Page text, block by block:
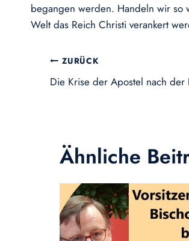
begangen werden. Handeln wir so
Welt das Reich Christi verankert
ZURÜCK
Die Krise der Apostel nach
Ähnliche